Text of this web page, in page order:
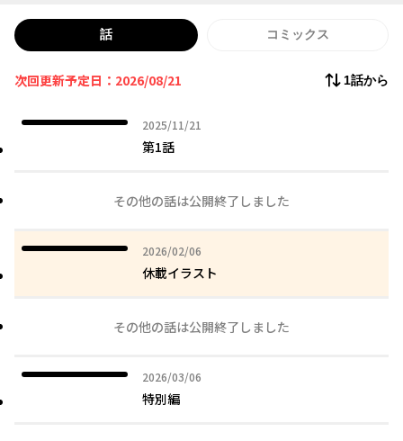
話 コミックス
次回更新予定日：2026/08/21 1話から
2025/11/21
2025年11月21日
第1話
その他の話は公開終了しました
2026/02/06
2026年02月06日
休載イラスト
その他の話は公開終了しました
2026/03/06
2026年03月06日
特別編